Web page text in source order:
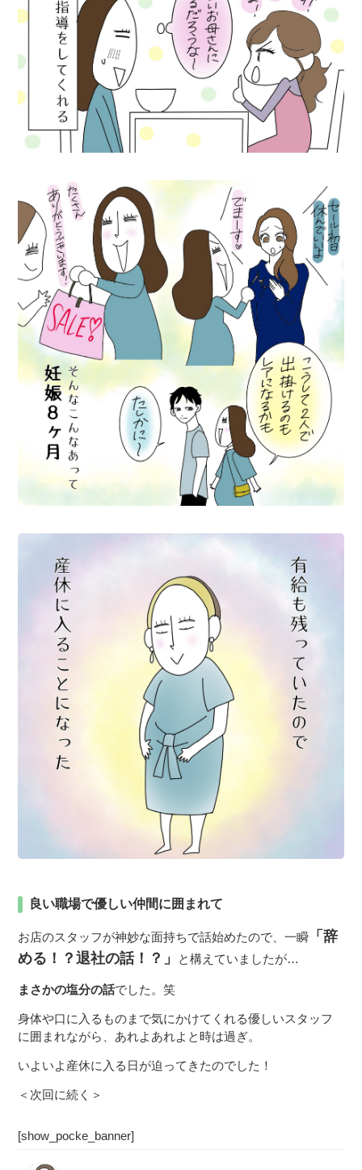
良い職場で優しい仲間に囲まれて
お店のスタッフが神妙な面持ちで話始めたので、一瞬 「辞
める！？退社の話！？」
と構えていましたが…
まさかの塩分の話でした。笑
身体や口に入るものまで気にかけてくれる優しいスタッフ
に囲まれながら、あれよあれよと時は過ぎ。
いよいよ産休に入る日が迫ってきたのでした！
＜次回に続く＞
[show_pocke_banner]